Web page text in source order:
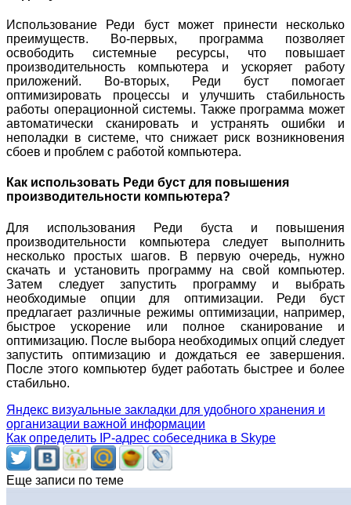
Использование Реди буст может принести несколько
преимуществ. Во-первых, программа позволяет
освободить системные ресурсы, что повышает
производительность компьютера и ускоряет работу
приложений. Во-вторых, Реди буст помогает
оптимизировать процессы и улучшить стабильность
работы операционной системы. Также программа может
автоматически сканировать и устранять ошибки и
неполадки в системе, что снижает риск возникновения
сбоев и проблем с работой компьютера.
Как использовать Реди буст для повышения
производительности компьютера?
Для использования Реди буста и повышения
производительности компьютера следует выполнить
несколько простых шагов. В первую очередь, нужно
скачать и установить программу на свой компьютер.
Затем следует запустить программу и выбрать
необходимые опции для оптимизации. Реди буст
предлагает различные режимы оптимизации, например,
быстрое ускорение или полное сканирование и
оптимизацию. После выбора необходимых опций следует
запустить оптимизацию и дождаться ее завершения.
После этого компьютер будет работать быстрее и более
стабильно.
Яндекс визуальные закладки для удобного хранения и
организации важной информации
Как определить IP-адрес собеседника в Skype
Еще записи по теме